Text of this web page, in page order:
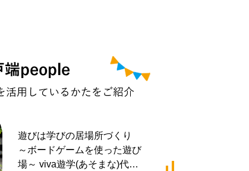
遊びは学びの居場所づくり
～ボードゲームを使った遊び
場～ viva遊学(あそまな)代表